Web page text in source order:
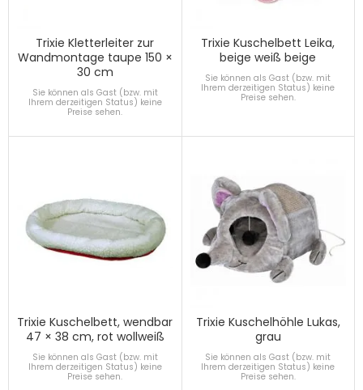
Trixie Kletterleiter zur
Wandmontage taupe 150 ×
30 cm
Sie können als Gast (bzw. mit
Ihrem derzeitigen Status) keine
Preise sehen.
Trixie Kuschelbett Leika,
beige weiß beige
Sie können als Gast (bzw. mit
Ihrem derzeitigen Status) keine
Preise sehen.
Trixie Kuschelbett, wendbar
47 × 38 cm, rot wollweiß
Sie können als Gast (bzw. mit
Ihrem derzeitigen Status) keine
Preise sehen.
Trixie Kuschelhöhle Lukas,
grau
Sie können als Gast (bzw. mit
Ihrem derzeitigen Status) keine
Preise sehen.